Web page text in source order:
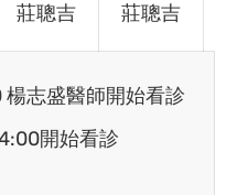
莊聰吉 莊聰吉
志盛醫師開始看診
開始看診